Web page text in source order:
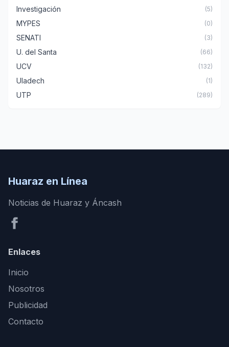
Investigación (5)
MYPES (0)
SENATI (3)
U. del Santa (66)
UCV (132)
Uladech (1)
UTP (289)
Huaraz en Línea
Noticias de Huaraz y Áncash
Enlaces
Inicio
Nosotros
Publicidad
Contacto